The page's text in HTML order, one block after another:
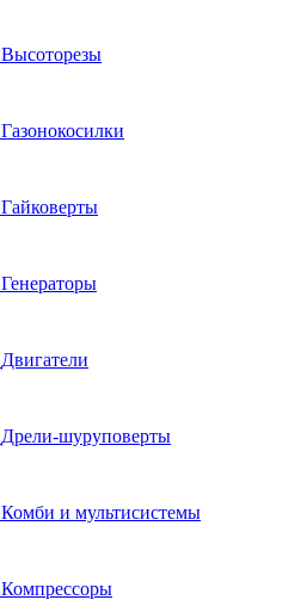
Высоторезы
Газонокосилки
Гайковерты
Генераторы
Двигатели
Дрели-шуруповерты
Комби и мультисистемы
Компрессоры